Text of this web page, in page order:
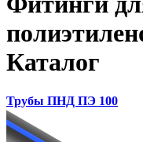
Каталог
Трубы ПНД ПЭ 100